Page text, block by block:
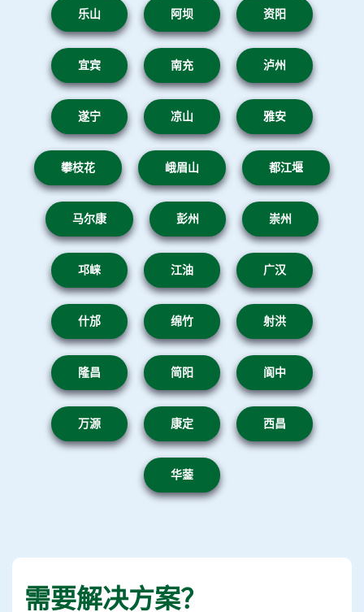
乐山 阿坝 资阳
宜宾 南充 泸州
遂宁 凉山 雅安
攀枝花 峨眉山 都江堰
马尔康 彭州 崇州
邛崃 江油 广汉
什邡 绵竹 射洪
隆昌 简阳 阆中
万源 康定 西昌
华蓥
需要解决方案？